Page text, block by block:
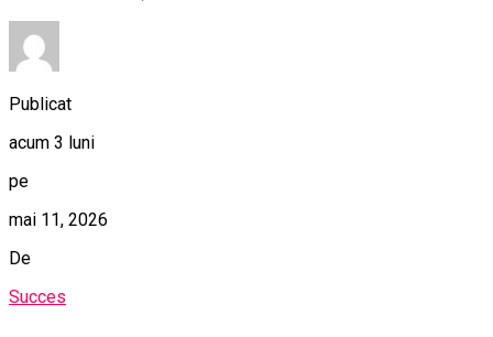
Publicat
acum 3 luni
pe
mai 11, 2026
De
Succes